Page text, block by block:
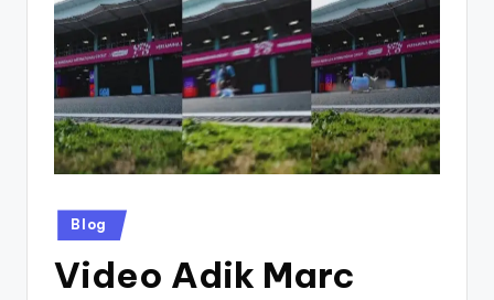
Posted
in
Blog
Video Adik Marc